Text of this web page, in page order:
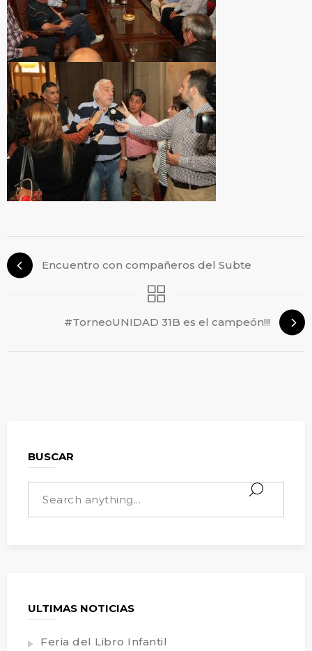
Encuentro con compañeros del Subte
#TorneoUNIDAD 31B es el campeón!!!
BUSCAR
ULTIMAS NOTICIAS
Feria del Libro Infantil